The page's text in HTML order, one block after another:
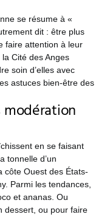
se résume à «
dit : être plus
faire attention à leur
Cité des Anges
soin d’elles avec
astuces bien-être des
modération
en se faisant
tonnelle d’un
côte Ouest des États-
Parmi les tendances,
et ananas. Ou
dessert, ou pour faire